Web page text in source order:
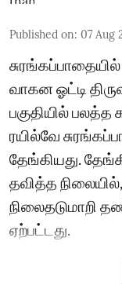
Published on: 07 Aug
வாகன ஓட்டி
பகுதியில்
ரயில்வே
தேங்கியது.
தவித்த
நிலைதடுமாறி
ஏற்பட்டது.